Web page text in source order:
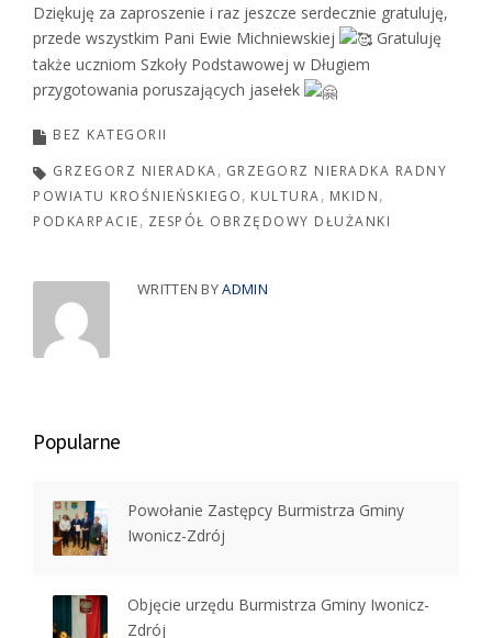
Dziękuję za zaproszenie i raz jeszcze serdecznie gratuluję,
przede wszystkim Pani Ewie Michniewskiej
Gratuluję
także uczniom Szkoły Podstawowej w Długiem
przygotowania poruszających jasełek
BEZ KATEGORII
GRZEGORZ NIERADKA
GRZEGORZ NIERADKA RADNY
POWIATU KROŚNIEŃSKIEGO
KULTURA
MKIDN
PODKARPACIE
ZESPÓŁ OBRZĘDOWY DŁUŻANKI
WRITTEN BYADMIN
Popularne
Powołanie Zastępcy Burmistrza Gminy
Iwonicz-Zdrój
Objęcie urzędu Burmistrza Gminy Iwonicz-
Zdrój